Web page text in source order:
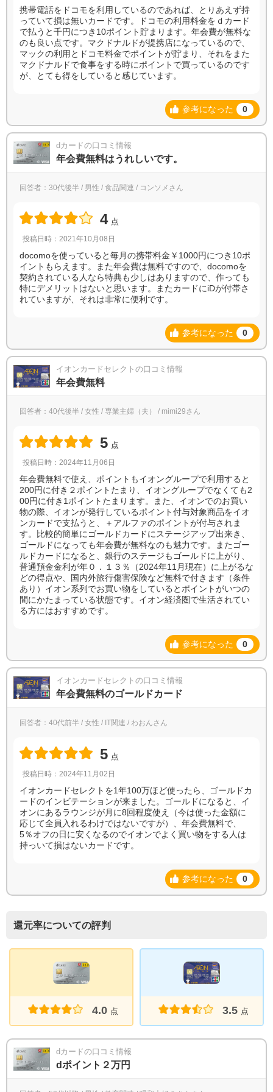
携帯電話をドコモを利用しているのであれば、とりあえず持
っていて損は無いカードです。ドコモの利用料金をｄカード
で払うと千円につき10ポイント貯まります。年会費が無料な
のも良い点です。マクドナルドが提携店になっているので、
マックの利用とドコモ料金でポイントが貯まり、それをまた
マクドナルドで食事をする時にポイントで買っているのです
が、とても得をしていると感じています。
参考になった 0
dカードの口コミ情報
年会費無料はうれしいです。
回答者：30代後半 / 男性 / 食品関連 / コンソメさん
4 点
投稿日時：2021年10月08日
docomoを使っていると毎月の携帯料金￥1000円につき10ポ
イントもらえます。また年会費は無料ですので、docomoを
契約されている人なら特典も少しはありますので、作っても
特にデメリットはないと思います。またカードにiDが付帯さ
れていますが、それは非常に便利です。
参考になった 0
イオンカードセレクトの口コミ情報
年会費無料
回答者：40代後半 / 女性 / 専業主婦（夫） / mimi29さん
5 点
投稿日時：2024年11月06日
年会費無料で使え、ポイントもイオングループで利用すると
200円に付き２ポイントたまり、イオングループでなくても2
00円に付き1ポイントたまります。また、イオンでのお買い
物の際、イオンが発行しているポイント付与対象商品をイオ
ンカードで支払うと、＋アルファのポイントが付与されま
す。比較的簡単にゴールドカードにステージアップ出来き、
ゴールドになっても年会費が無料なのも魅力です。またゴー
ルドカードになると、銀行のステージもゴールドに上がり、
普通預金金利が年０．１３％（2024年11月現在）に上がるな
どの得点や、国内外旅行傷害保険など無料で付きます（条件
あり）イオン系列でお買い物をしているとポイントがいつの
間にかたまっている状態です。イオン経済圏で生活されてい
る方にはおすすめです。
参考になった 0
イオンカードセレクトの口コミ情報
年会費無料のゴールドカード
回答者：40代前半 / 女性 / IT関連 / わおんさん
5 点
投稿日時：2024年11月02日
イオンカードセレクトを1年100万ほど使ったら、ゴールドカ
ードのインビテーションが来ました。ゴールドになると、イ
オンにあるラウンジが月に8回程度使え（今は使った金額に
応じて全員入れるわけではないですが）、年会費無料で、
5％オフの日に安くなるのでイオンでよく買い物をする人は
持っいて損はないカードです。
参考になった 0
還元率についての評判
4.0 点 3.5 点
dカードの口コミ情報
dポイント２万円